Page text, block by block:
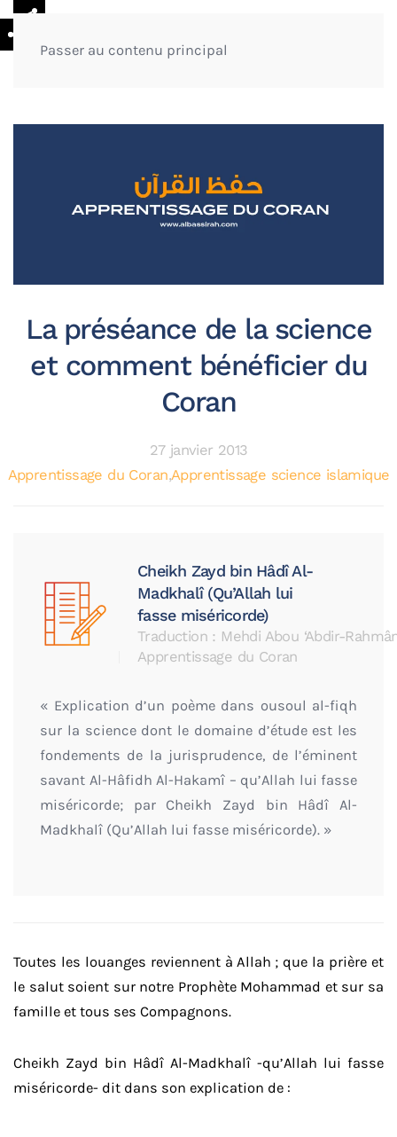
Passer au contenu principal
La préséance de la science
et comment bénéficier du
Coran
27 janvier 2013
Apprentissage du Coran,Apprentissage science islamique
Cheikh Zayd bin Hâdî Al-
Madkhalî (Qu’Allah lui
fasse miséricorde)
Traduction : Mehdi Abou ‘Abdir-
Apprentissage du Coran
« Explication d’un poème dans ousoul al-fiqh
sur la science dont le domaine d’étude est les
fondements de la jurisprudence, de l’éminent
savant Al-Hâfidh Al-Hakamî – qu’Allah lui fasse
miséricorde; par Cheikh Zayd bin Hâdî Al-
Madkhalî (Qu’Allah lui fasse miséricorde). »
Toutes les louanges reviennent à Allah ; que la prière et
le salut soient sur notre Prophète Mohammad et sur sa
famille et tous ses Compagnons.
Cheikh Zayd bin Hâdî Al-Madkhalî -qu’Allah lui fasse
miséricorde- dit dans son explication de :